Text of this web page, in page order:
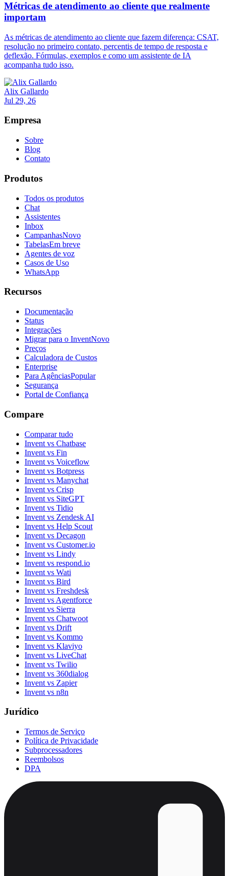
Métricas de atendimento ao cliente que realmente
importam
As métricas de atendimento ao cliente que fazem diferença: CSAT,
resolução no primeiro contato, percentis de tempo de resposta e
deflexão. Fórmulas, exemplos e como um assistente de IA
acompanha tudo isso.
Alix Gallardo
Jul 29, 26
Empresa
Sobre
Blog
Contato
Produtos
Todos os produtos
Chat
Assistentes
Inbox
CampanhasNovo
TabelasEm breve
Agentes de voz
Casos de Uso
WhatsApp
Recursos
Documentação
Status
Integrações
Migrar para o InventNovo
Preços
Calculadora de Custos
Enterprise
Para AgênciasPopular
Segurança
Portal de Confiança
Compare
Comparar tudo
Invent vs Chatbase
Invent vs Fin
Invent vs Voiceflow
Invent vs Botpress
Invent vs Manychat
Invent vs Crisp
Invent vs SiteGPT
Invent vs Tidio
Invent vs Zendesk AI
Invent vs Help Scout
Invent vs Decagon
Invent vs Customer.io
Invent vs Lindy
Invent vs respond.io
Invent vs Wati
Invent vs Bird
Invent vs Freshdesk
Invent vs Agentforce
Invent vs Sierra
Invent vs Chatwoot
Invent vs Drift
Invent vs Kommo
Invent vs Klaviyo
Invent vs LiveChat
Invent vs Twilio
Invent vs 360dialog
Invent vs Zapier
Invent vs n8n
Jurídico
Termos de Serviço
Política de Privacidade
Subprocessadores
Reembolsos
DPA